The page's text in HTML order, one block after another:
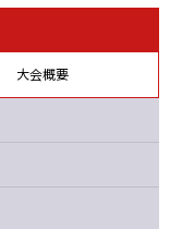
大会概要